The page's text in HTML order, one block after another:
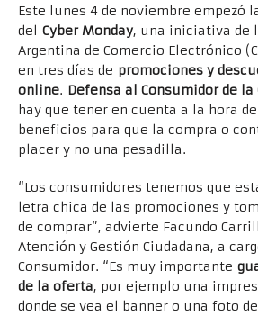
Este lunes 4 de noviembre empezó
del Cyber Monday, una iniciativa de
Argentina de Comercio Electrónico
en tres días de promociones y
online. Defensa al Consumidor de la
hay que tener en cuenta a la hora
beneficios para que la compra o
placer y no una pesadilla.
“Los consumidores tenemos que
letra chica de las promociones y
de comprar”, advierte Facundo
Atención y Gestión Ciudadana, a
Consumidor. “Es muy importante
de la oferta, por ejemplo una
donde se vea el banner o una foto